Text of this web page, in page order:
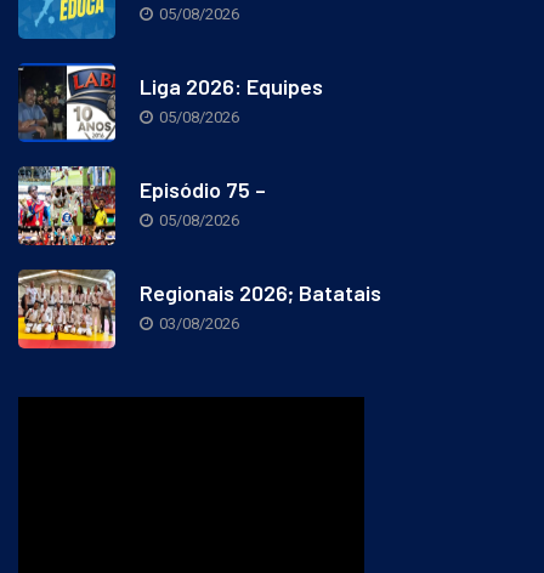
05/08/2026
Liga 2026: Equipes
05/08/2026
Episódio 75 –
05/08/2026
Regionais 2026; Batatais
03/08/2026